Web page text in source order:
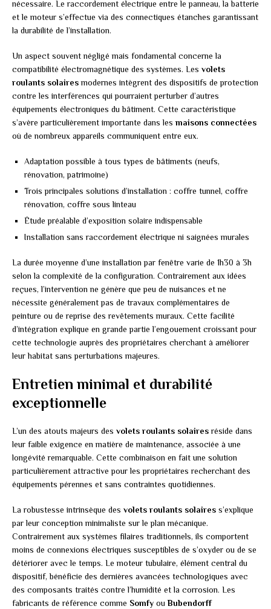
nécessaire. Le raccordement électrique entre le panneau, la batterie
et le moteur s’effectue via des connectiques étanches garantissant
la durabilité de l’installation.
Un aspect souvent négligé mais fondamental concerne la
compatibilité électromagnétique des systèmes. Les volets
roulants solairesmodernes intègrent des dispositifs de protection
contre les interférences qui pourraient perturber d’autres
équipements électroniques du bâtiment. Cette caractéristique
s’avère particulièrement importante dans les maisons connectées
où de nombreux appareils communiquent entre eux.
Adaptation possible à tous types de bâtiments (neufs,
rénovation, patrimoine)
Trois principales solutions d’installation : coffre tunnel, coffre
rénovation, coffre sous linteau
Étude préalable d’exposition solaire indispensable
Installation sans raccordement électrique ni saignées murales
La durée moyenne d’une installation par fenêtre varie de 1h30 à 3h
selon la complexité de la configuration. Contrairement aux idées
reçues, l’intervention ne génère que peu de nuisances et ne
nécessite généralement pas de travaux complémentaires de
peinture ou de reprise des revêtements muraux. Cette facilité
d’intégration explique en grande partie l’engouement croissant pour
cette technologie auprès des propriétaires cherchant à améliorer
leur habitat sans perturbations majeures.
Entretien minimal et durabilité
exceptionnelle
L’un des atouts majeurs des volets roulants solairesréside dans
leur faible exigence en matière de maintenance, associée à une
longévité remarquable. Cette combinaison en fait une solution
particulièrement attractive pour les propriétaires recherchant des
équipements pérennes et sans contraintes quotidiennes.
La robustesse intrinsèque des volets roulants solaires s’explique
par leur conception minimaliste sur le plan mécanique.
Contrairement aux systèmes filaires traditionnels, ils comportent
moins de connexions électriques susceptibles de s’oxyder ou de se
détériorer avec le temps. Le moteur tubulaire, élément central du
dispositif, bénéficie des dernières avancées technologiques avec
des composants traités contre l’humidité et la corrosion. Les
fabricants de référence comme Somfy ouBubendorff